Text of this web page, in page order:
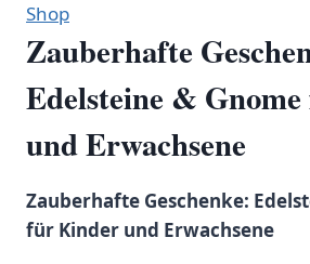
Shop
Zauberhafte
Edelsteine &
und Erwachsene
Zauberhafte Geschenke:
für Kinder und Erwachsene